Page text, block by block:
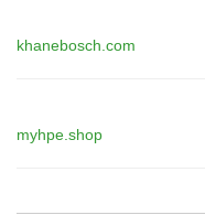
khanebosch.com
myhpe.shop